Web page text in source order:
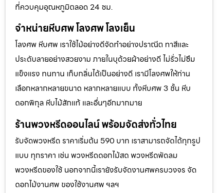
ที่ควบคุมอุณหภูมิตลอด 24 ชม.
จำหน่ายหีบศพ โลงศพ โลงเย็น
โลงศพ หีบศพ เราใช้ไม้อย่างดีจัดทำอย่างปราณีต ทาสีและ
ประดับลายอย่างสวยงาม ภายในบุด้วยผ้าอย่างดี ไม่รั่วไม่ซึม
แข็งแรง ทนทาน เก็บกลิ่นได้เป็นอย่างดี เรามีโลงศพให้ท่าน
เลือกหลากหลายขนาด หลากหลายแบบ ทั้งหีบศพ 3 ชั้น หีบ
ดอกพิกุล หีบไม้สักแท้ และอื่นๆอีกมากมาย
ร้านพวงหรีดออนไลน์ พร้อมจัดส่งทั่วไทย
รับจัดพวงหรีด ราคาเริ่มต้น 590 บาท เราสามารถจัดได้ทุกรูป
แบบ ทุกราคา เช่น พวงหรีดดอกไม้สด พวงหรีดพัดลม
พวงหรีดของใช้ นอกจากนี้เรายังรับจัดงานศพครบวงจร จัด
ดอกไม้งานศพ ของใช้งานศพ ฯลฯ